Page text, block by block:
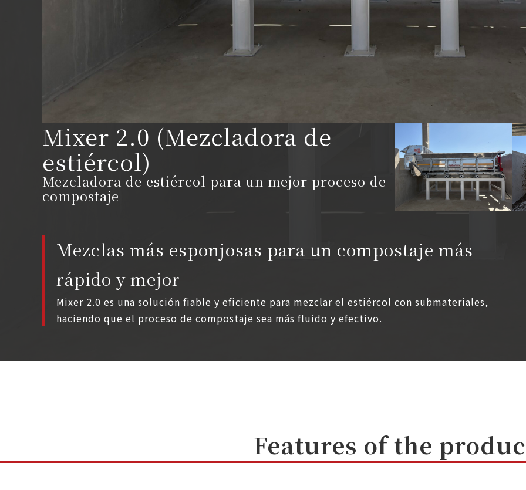
Mixer 2.0 (Mezcladora de
estiércol)
Mezcladora de estiércol para un mejor proceso de
compostaje
Mezclas más esponjosas para un compostaje más
rápido y mejor
Mixer 2.0 es una solución fiable y eficiente para mezclar el estiércol con submateriales,
haciendo que el proceso de compostaje sea más fluido y efectivo.
Features of the